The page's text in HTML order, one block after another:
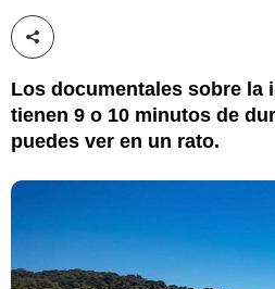
Compartir esta noticia
Los documentales sobre la
tienen 9 o 10 minutos de
puedes ver en un rato.